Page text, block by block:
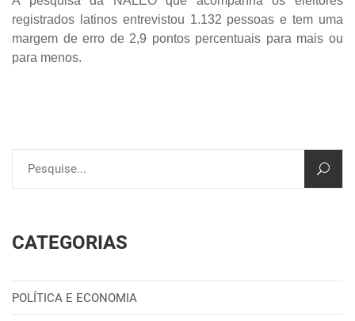
registrados latinos entrevistou 1.132 pessoas e tem uma
margem de erro de 2,9 pontos percentuais para mais ou
para menos.
CATEGORIAS
POLÍTICA E ECONOMIA